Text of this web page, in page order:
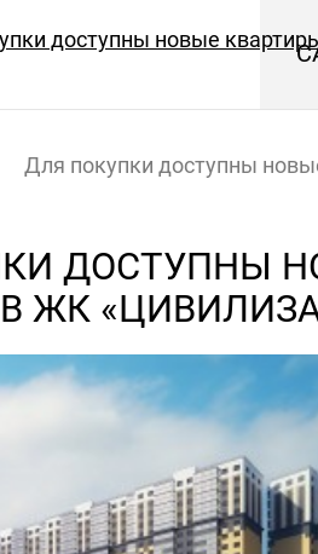
Для покупки доступны
ДОСТУПНЫ
ЖК